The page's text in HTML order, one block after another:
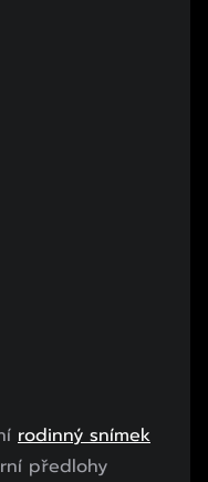
rodinný snímek
předlohy